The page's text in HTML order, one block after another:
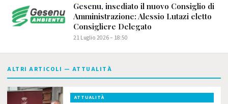
Gesenu, insediato il nuovo Consiglio di
Amministrazione: Alessio Lutazi eletto
Consigliere Delegato
21 Luglio 2026 – 18:50
ALTRI ARTICOLI — ATTUALITÀ
ATTUALITÀ